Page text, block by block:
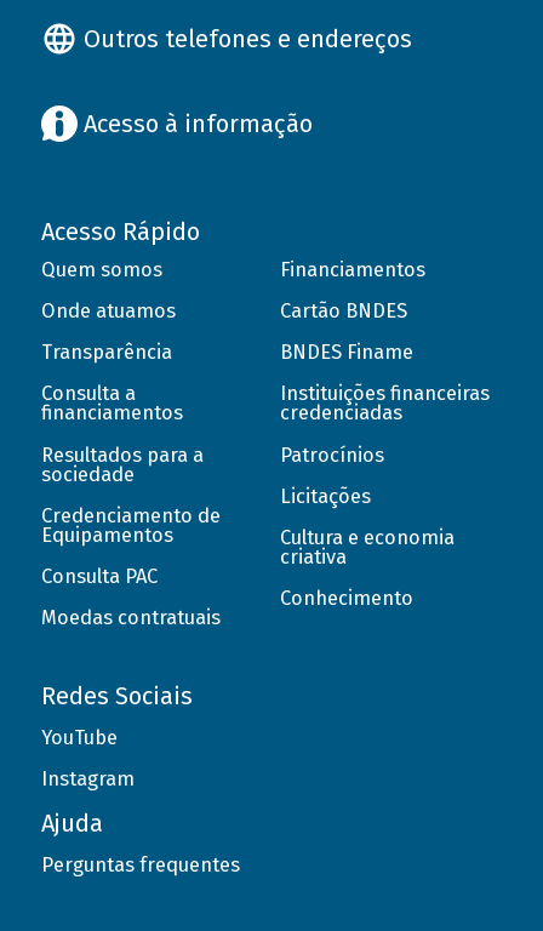
Outros telefones e endereços
Acesso à informação
Acesso Rápido
Quem somos
Onde atuamos
Transparência
Consulta a
financiamentos
Resultados para a
sociedade
Credenciamento de
Equipamentos
Consulta PAC
Moedas contratuais
Financiamentos
Cartão BNDES
BNDES Finame
Instituições financeiras
credenciadas
Patrocínios
Licitações
Cultura e economia
criativa
Conhecimento
Redes Sociais
YouTube
Instagram
Ajuda
Perguntas frequentes